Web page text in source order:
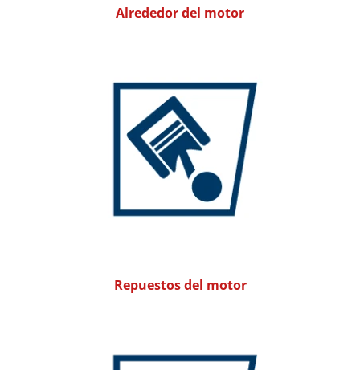
Alrededor del motor
Repuestos del motor